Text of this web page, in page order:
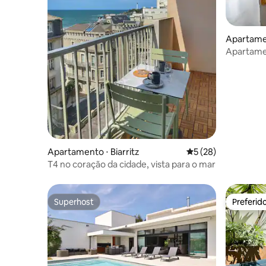
Apartamento ⋅ Biarritz 5 de uma avaliação
5 (28)
T4 no coração da cidade, vista para o mar
Superhost
Superhost